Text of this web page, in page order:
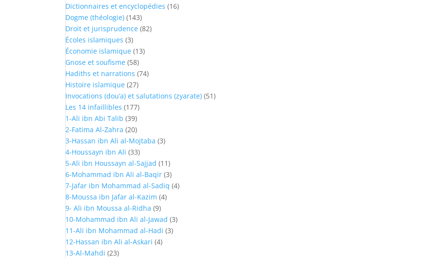
Dictionnaires et encyclopédies (16)
Dogme (théologie) (143)
Droit et jurisprudence (82)
Écoles islamiques (3)
Économie islamique (13)
Gnose et soufisme (58)
Hadiths et narrations (74)
Histoire islamique (27)
Invocations (dou’a) et salutations (zyarate) (51)
Les 14 infaillibles (177)
1-Ali ibn Abi Talib (39)
2-Fatima Al-Zahra (20)
3-Hassan ibn Ali al-Mojtaba (3)
4-Houssayn ibn Ali (33)
5-Ali ibn Houssayn al-Sajjad (11)
6-Mohammad ibn Ali al-Baqir (3)
7-Jafar ibn Mohammad al-Sadiq (4)
8-Moussa ibn Jafar al-Kazim (4)
9- Ali ibn Moussa al-Ridha (9)
10-Mohammad ibn Ali al-Jawad (3)
11-Ali ibn Mohammad al-Hadi (3)
12-Hassan ibn Ali al-Askari (4)
13-Al-Mahdi (23)